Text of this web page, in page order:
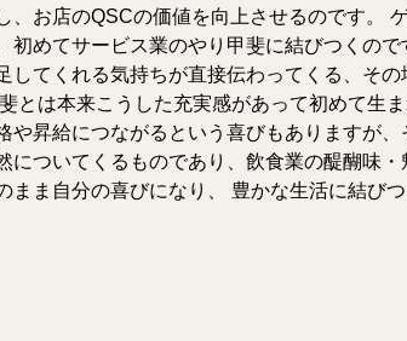
、お店のQSCの価値を向上させるのです。
初めてサービス業のやり甲斐に結びつくの
してくれる気持ちが直接伝わってくる、そ
とは本来こうした充実感があって初めて生
や昇給につながるという喜びもありますが
についてくるものであり、飲食業の醍醐味・
まま自分の喜びになり、 豊かな生活に結び